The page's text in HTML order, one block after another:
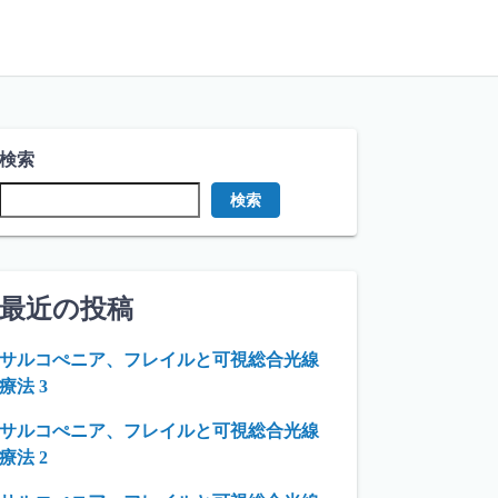
検索
検索
最近の投稿
サルコぺニア、フレイルと可視総合光線
療法 3
サルコぺニア、フレイルと可視総合光線
療法 2